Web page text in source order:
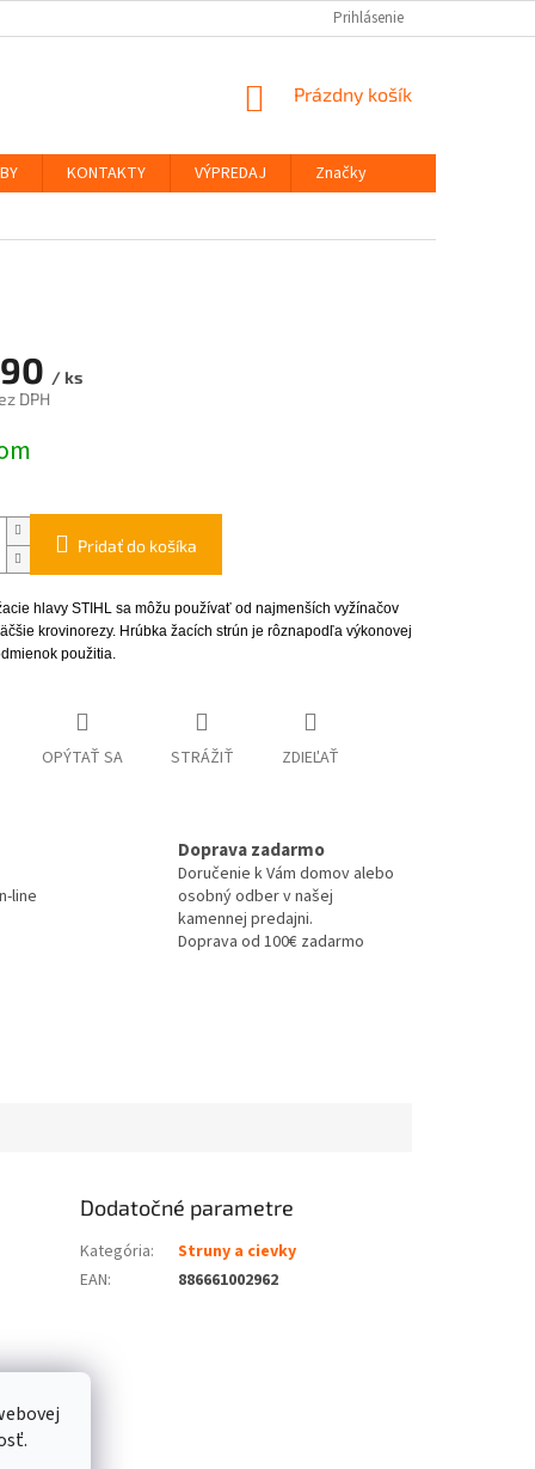
Prihlásenie
NÁKUPNÝ
Prázdny košík
KONTAKTY VÝPREDAJ Značky
/ ks
DPH
Pridať do košíka
hlavy STIHL sa môžu používať od najmenších vyžínačov
krovinorezy. Hrúbka žacích strún je rôznapodľa výkonovej
použitia.
OPÝTAŤ SA STRÁŽIŤ ZDIEĽAŤ
line
Doprava zadarmo
Doručenie k Vám domov alebo
osobný odber v našej
kamennej predajni.
Doprava od 100€ zadarmo
Dodatočné parametre
Kategória:
Struny a cievky
EAN: 886661002962